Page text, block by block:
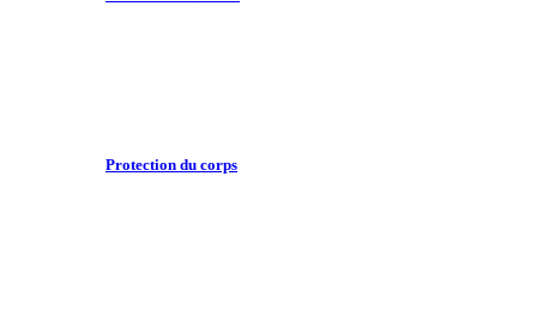
Protection du corps